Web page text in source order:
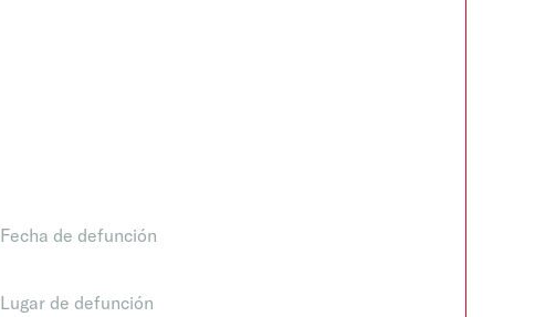
Fecha de defunción
Lugar de defunción